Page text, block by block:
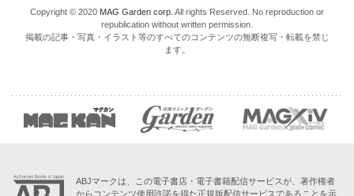
Copyright © 2020 MAG Garden corp. All rights Reserved. No reproduction or
republication without written permission.
掲載の記事・写真・イラスト等のすべてのコンテンツの無断複写・転載を禁じ
ます。
ABJマークは、この電子書店・電子書籍配信サービスが、著作権者
からコンテンツ使用許諾を得た正規版配信サービスであることを示